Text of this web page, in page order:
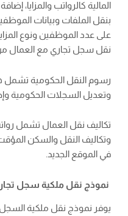
المالية كالرواتب والمزايا،
بنقل الملفات وبيانات
على عدد الموظفين ونوع
نقل سجل تجاري مع العمال
رسوم النقل الحكومية تشمل
وتعديل السجلات الحكومية
تكاليف نقل العمال تشمل
وتكاليف النقل والسكن
في الموقع الجديد.
نموذج نقل ملكية سجل
يوفر نموذج نقل ملكية السجل